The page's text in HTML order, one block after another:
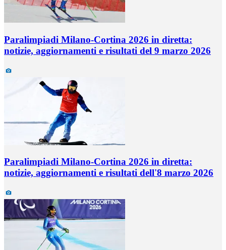
Paralimpiadi Milano-Cortina 2026 in diretta:
notizie, aggiornamenti e risultati del 9 marzo 2026
Paralimpiadi Milano-Cortina 2026 in diretta:
notizie, aggiornamenti e risultati dell'8 marzo 2026